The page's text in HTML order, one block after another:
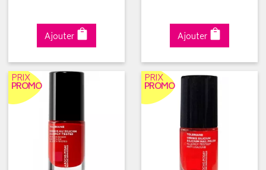
Ajouter Ajouter
PRIX
PROMO
PRIX
PROMO